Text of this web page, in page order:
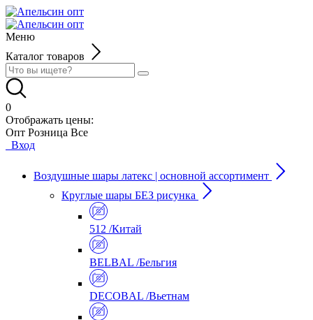
Меню
Каталог товаров
0
Отображать цены:
Опт Розница Все
Вход
Воздушные шары латекс | основной ассортимент
Круглые шары БЕЗ рисунка
512 /Китай
BELBAL /Бельгия
DECOBAL /Вьетнам